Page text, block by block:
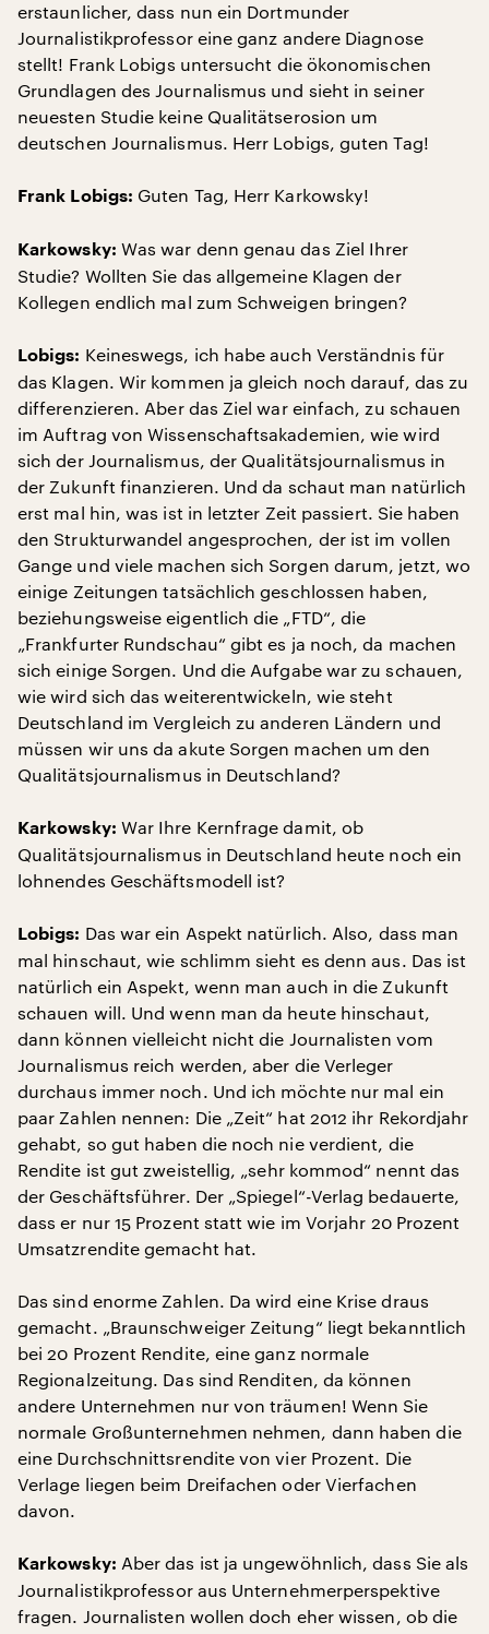
erstaunlicher, dass nun ein Dortmunder
Journalistikprofessor eine ganz andere Diagnose
stellt! Frank Lobigs untersucht die ökonomischen
Grundlagen des Journalismus und sieht in seiner
neuesten Studie keine Qualitätserosion um
deutschen Journalismus. Herr Lobigs, guten Tag!
Frank Lobigs: Guten Tag, Herr Karkowsky!
Karkowsky: Was war denn genau das Ziel Ihrer
Studie? Wollten Sie das allgemeine Klagen der
Kollegen endlich mal zum Schweigen bringen?
Lobigs: Keineswegs, ich habe auch Verständnis für
das Klagen. Wir kommen ja gleich noch darauf, das zu
differenzieren. Aber das Ziel war einfach, zu schauen
im Auftrag von Wissenschaftsakademien, wie wird
sich der Journalismus, der Qualitätsjournalismus in
der Zukunft finanzieren. Und da schaut man natürlich
erst mal hin, was ist in letzter Zeit passiert. Sie haben
den Strukturwandel angesprochen, der ist im vollen
Gange und viele machen sich Sorgen darum, jetzt, wo
einige Zeitungen tatsächlich geschlossen haben,
beziehungsweise eigentlich die „FTD“, die
„Frankfurter Rundschau“ gibt es ja noch, da machen
sich einige Sorgen. Und die Aufgabe war zu schauen,
wie wird sich das weiterentwickeln, wie steht
Deutschland im Vergleich zu anderen Ländern und
müssen wir uns da akute Sorgen machen um den
Qualitätsjournalismus in Deutschland?
Karkowsky: War Ihre Kernfrage damit, ob
Qualitätsjournalismus in Deutschland heute noch ein
lohnendes Geschäftsmodell ist?
Lobigs: Das war ein Aspekt natürlich. Also, dass man
mal hinschaut, wie schlimm sieht es denn aus. Das ist
natürlich ein Aspekt, wenn man auch in die Zukunft
schauen will. Und wenn man da heute hinschaut,
dann können vielleicht nicht die Journalisten vom
Journalismus reich werden, aber die Verleger
durchaus immer noch. Und ich möchte nur mal ein
paar Zahlen nennen: Die „Zeit“ hat 2012 ihr Rekordjahr
gehabt, so gut haben die noch nie verdient, die
Rendite ist gut zweistellig, „sehr kommod“ nennt das
der Geschäftsführer. Der „Spiegel“-Verlag bedauerte,
dass er nur 15 Prozent statt wie im Vorjahr 20 Prozent
Umsatzrendite gemacht hat.
Das sind enorme Zahlen. Da wird eine Krise draus
gemacht. „Braunschweiger Zeitung“ liegt bekanntlich
bei 20 Prozent Rendite, eine ganz normale
Regionalzeitung. Das sind Renditen, da können
andere Unternehmen nur von träumen! Wenn Sie
normale Großunternehmen nehmen, dann haben die
eine Durchschnittsrendite von vier Prozent. Die
Verlage liegen beim Dreifachen oder Vierfachen
davon.
Karkowsky: Aber das ist ja ungewöhnlich, dass Sie als
Journalistikprofessor aus Unternehmerperspektive
fragen. Journalisten wollen doch eher wissen, ob die